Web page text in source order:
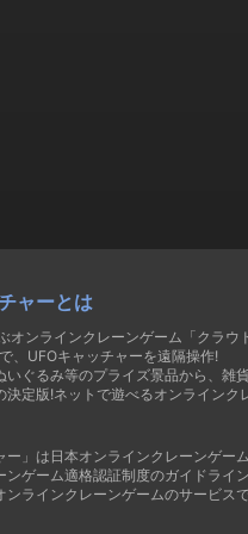
ャーとは
オンラインクレーンゲーム「クラウ
、UFOキャッチャーを遠隔操作!
いぐるみ等のプライズ景品から、雑
決定版!ネットで遊べるオンラインク
ー」は日本オンラインクレーンゲー
ンゲーム適格認証制度のガイドライ
ラインクレーンゲームのサービスで